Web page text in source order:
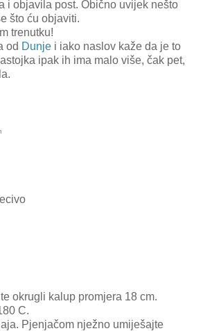
i objavila post. Obično uvijek nešto
što ću objaviti.
trenutku!
od Dunje i iako naslov kaže da je to
ipak ih ima malo više, čak pet,
okrugli kalup promjera 18 cm.
C.
Pjenjačom nježno umiješajte